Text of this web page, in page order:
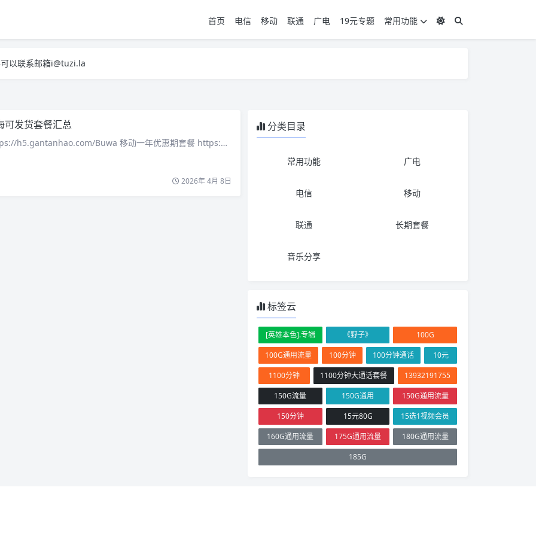
首页 电信 移动 联通 广电 19元专题
常用功能
以联系邮箱i@tuzi.la
以联系邮箱i@tuzi.la
可发货套餐汇总
h5.gantanhao.com/Buwa 移动一年优惠期套餐 https:…
2026年 4月 8日
分类目录
常用功能 广电
电信 移动
联通 长期套餐
音乐分享
标签云
[英雄本色].专辑 《野子》
100G
100G通用流量
100分钟 100分钟通话
10元
1100分钟
1100分钟大通话套餐
13932191755
150G流量
150G通用
150G通用流量
150分钟
15元80G
15选1视频会员
160G通用流量
175G通用流量
180G通用流量
185G